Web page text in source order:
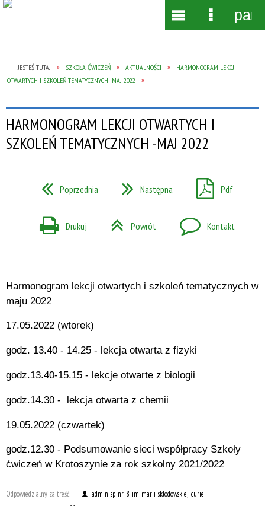
JESTEŚ TUTAJ SZKOŁA ĆWICZEŃ AKTUALNOŚCI
HARMONOGRAM LEKCJI
OTWARTYCH I SZKOLEŃ TEMATYCZNYCH -MAJ 2022
HARMONOGRAM LEKCJI OTWARTYCH I
SZKOLEŃ TEMATYCZNYCH -MAJ 2022
Poprzednia Następna Pdf
Drukuj Powrót Kontakt
Harmonogram lekcji otwartych i szkoleń tematycznych w
maju 2022
17.05.2022 (wtorek)
godz. 13.40 - 14.25 - lekcja otwarta z fizyki
godz.13.40-15.15 - lekcje otwarte z biologii
godz.14.30 - lekcja otwarta z chemii
19.05.2022 (czwartek)
godz.12.30 - Podsumowanie sieci współpracy Szkoły
ćwiczeń w Krotoszynie za rok szkolny 2021/2022
Odpowiedzialny za treść:
admin_sp_nr_8_im_marii_sklodowskiej_curie
Wyszukiwarka
Narzędzia
MenuMenu